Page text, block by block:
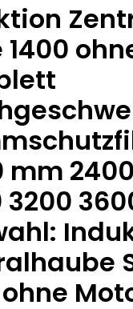
1400
mm
3200